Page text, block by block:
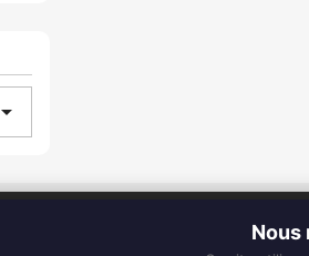
arrow_drop_down
Nous